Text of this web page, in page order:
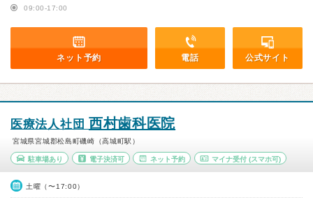
09:00-17:00
ネット予約 電話 公式サイト
医療法人社団 西村歯科医院
宮城県宮城郡松島町磯崎（高城町駅）
駐車場あり 電子決済可 ネット予約 マイナ受付 (スマホ可)
土曜（〜17:00）